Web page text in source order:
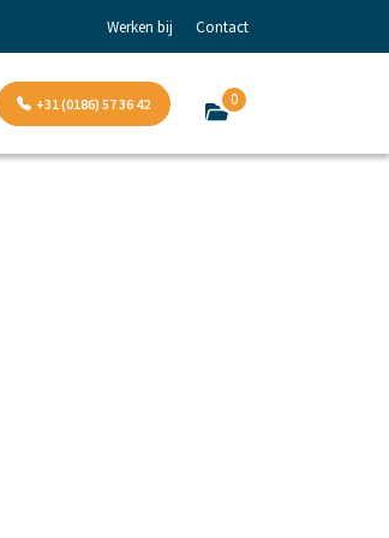
Werken bij Contact
+31 (0186) 57 36 42 0